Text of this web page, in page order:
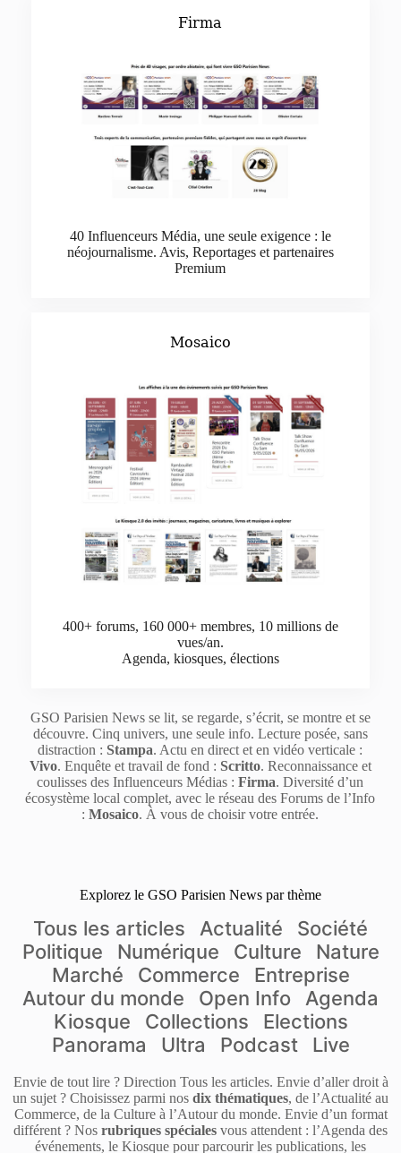
Firma
40 Influenceurs Média, une seule exigence : le
néojournalisme. Avis, Reportages et partenaires
Premium
Mosaico
400+ forums, 160 000+ membres, 10 millions de
vues/an.
Agenda, kiosques, élections
GSO Parisien News se lit, se regarde, s’écrit, se montre et se
découvre. Cinq univers, une seule info. Lecture posée, sans
distraction : Stampa. Actu en direct et en vidéo verticale :
Vivo. Enquête et travail de fond : Scritto. Reconnaissance et
coulisses des Influenceurs Médias :Firma. Diversité d’un
écosystème local complet, avec le réseau des Forums de l’Info
:Mosaico. À vous de choisir votre entrée.
Explorez le GSO Parisien News par thème
Tous les articles Actualité
Société
Politique
Numérique Culture
Nature
Marché
Commerce
Entreprise
Autour du monde
Open Info
Agenda
Kiosque
Collections
Elections
Panorama
Ultra Podcast Live
Envie de tout lire ? Direction Tous les articles. Envie d’aller droit à
un sujet ? Choisissez parmi nos dix thématiques, de l’Actualité au
Commerce, de la Culture à l’Autour du monde. Envie d’un format
différent ? Nos rubriques spéciales vous attendent : l’Agenda des
événements, le Kiosque pour parcourir les publications, les